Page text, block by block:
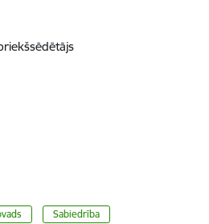
domes priekšsēdētājs
Sabiedrība